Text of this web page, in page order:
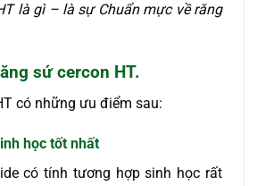
là gì – là sự Chuẩn mực về răng
sứ cercon HT.
có những ưu điểm sau:
học tốt nhất
có tính tương hợp sinh học rất